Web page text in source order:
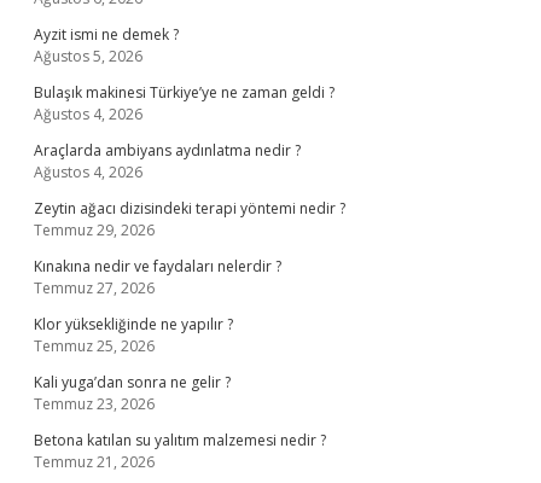
Ayzit ismi ne demek ?
Ağustos 5, 2026
Bulaşık makinesi Türkiye’ye ne zaman geldi ?
Ağustos 4, 2026
Araçlarda ambiyans aydınlatma nedir ?
Ağustos 4, 2026
Zeytin ağacı dizisindeki terapi yöntemi nedir ?
Temmuz 29, 2026
Kınakına nedir ve faydaları nelerdir ?
Temmuz 27, 2026
Klor yüksekliğinde ne yapılır ?
Temmuz 25, 2026
Kali yuga’dan sonra ne gelir ?
Temmuz 23, 2026
Betona katılan su yalıtım malzemesi nedir ?
Temmuz 21, 2026